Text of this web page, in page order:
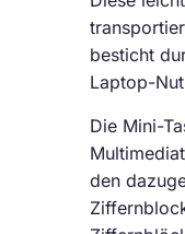
besticht
Laptop-
Die Mini-
den